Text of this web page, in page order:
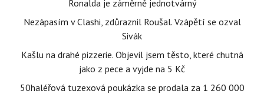
Ronalda je záměrně jednotvárný
Nezápasím v Clashi, zdůraznil Roušal. Vzápětí se ozval
Sivák
Kašlu na drahé pizzerie. Objevil jsem těsto, které chutná
jako z pece a vyjde na 5 Kč
50haléřová tuzexová poukázka se prodala za 1 260 000